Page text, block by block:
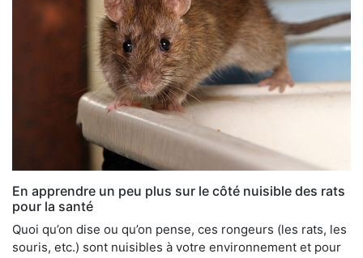
En apprendre un peu plus sur le côté nuisible des rats
pour la santé
Quoi qu’on dise ou qu’on pense, ces rongeurs (les rats, les
souris, etc.) sont nuisibles à votre environnement et pour